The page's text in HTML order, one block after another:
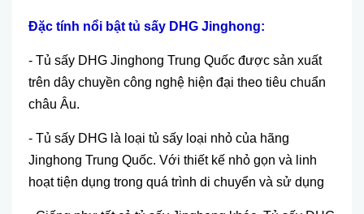
Đặc tính nổi bật tủ sấy DHG Jinghong:
- Tủ sấy DHG Jinghong Trung Quốc được sản xuất
trên dây chuyền công nghệ hiện đại theo tiêu chuẩn
châu Âu.
- Tủ sấy DHG là loại tủ sấy loại nhỏ của hãng
Jinghong Trung Quốc. Với thiết kế nhỏ gọn và linh
hoạt tiện dụng trong quá trình di chuyển và sử dụng